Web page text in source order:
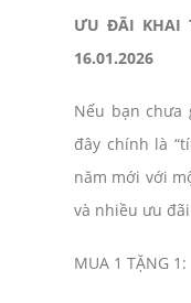
ƯU ĐÃI KHAI
16.01.2026
Nếu bạn chưa
đây chính là
năm mới với
và nhiều ưu
MUA 1 TẶNG 1: